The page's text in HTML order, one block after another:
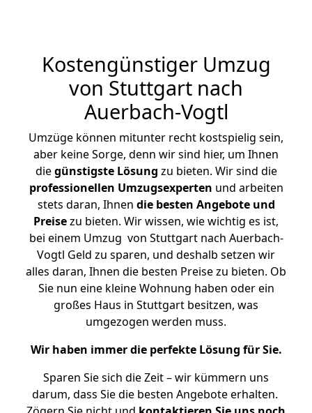
Kostengünstiger Umzug
von Stuttgart nach
Auerbach-Vogtl
Umzüge können mitunter recht kostspielig sein,
aber keine Sorge, denn wir sind hier, um Ihnen
diegünstigste Lösung zu bieten. Wir sind die
professionellen Umzugsexperten und arbeiten
stets daran, Ihnen die besten Angebote und
Preisezu bieten. Wir wissen, wie wichtig es ist,
bei einem Umzug von Stuttgart nach Auerbach-
Vogtl Geld zu sparen, und deshalb setzen wir
alles daran, Ihnen die besten Preise zu bieten. Ob
Sie nun eine kleine Wohnung haben oder ein
großes Haus in Stuttgart besitzen, was
umgezogen werden muss.
Wir haben immer die perfekte Lösung für Sie.
Sparen Sie sich die Zeit – wir kümmern uns
darum, dass Sie die besten Angebote erhalten.